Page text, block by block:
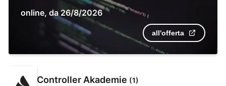
online, da 26/8/2026
all'offerta
Controller Akademie (1)